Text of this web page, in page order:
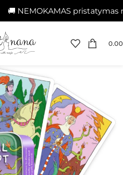
🚚 NEMOKAMAS pristatymas
0.00